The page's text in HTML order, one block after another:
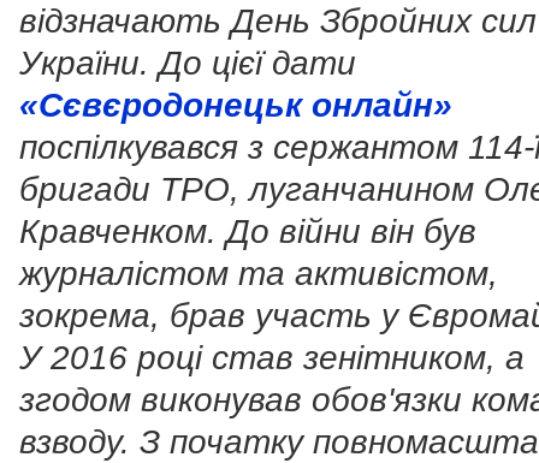
відзначають День Збройних сил
України. До цієї дати
«Сєвєродонецьк онлайн»
поспілкувався з сержантом 114-
бригади ТРО, луганчанином
Кравченком. До війни він був
журналістом та активістом,
зокрема, брав участь у
У 2016 році став зенітником, а
згодом виконував обов'язки
взводу. З початку